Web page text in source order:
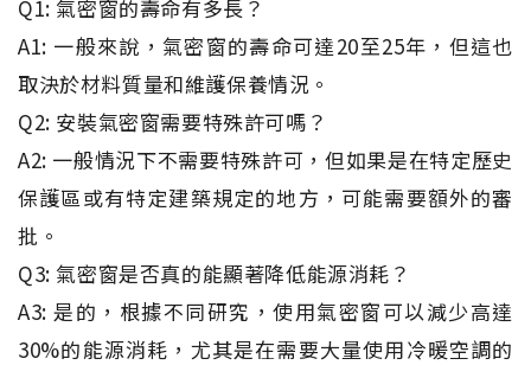
Q1: 氣密窗的壽命有多長？
A1: 一般來說，氣密窗的壽命可達20至25年，但這也
取決於材料質量和維護保養情況。
Q2: 安裝氣密窗需要特殊許可嗎？
A2: 一般情況下不需要特殊許可，但如果是在特定歷史
保護區或有特定建築規定的地方，可能需要額外的審
批。
Q3: 氣密窗是否真的能顯著降低能源消耗？
A3: 是的，根據不同研究，使用氣密窗可以減少高達
30%的能源消耗，尤其是在需要大量使用冷暖空調的